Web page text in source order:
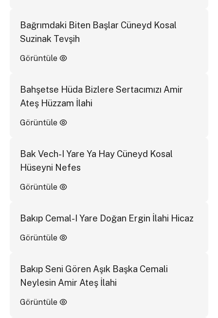
Bağrımdaki Biten Başlar Cüneyd Kosal
Suzinak Tevşih
Görüntüle
Bahşetse Hüda Bizlere Sertacımızı Amir
Ateş Hüzzam İlahi
Görüntüle
Bak Vech-I Yare Ya Hay Cüneyd Kosal
Hüseyni Nefes
Görüntüle
Bakıp Cemal-I Yare Doğan Ergin İlahi Hicaz
Görüntüle
Bakıp Seni Gören Aşık Başka Cemali
Neylesin Amir Ateş İlahi
Görüntüle